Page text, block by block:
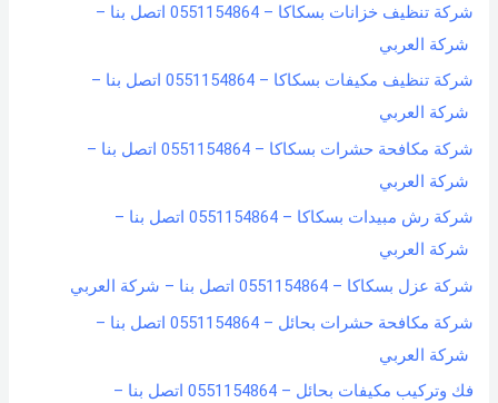
شركة تنظيف خزانات بسكاكا – 0551154864 اتصل بنا –
شركة العربي
شركة تنظيف مكيفات بسكاكا – 0551154864 اتصل بنا –
شركة العربي
شركة مكافحة حشرات بسكاكا – 0551154864 اتصل بنا –
شركة العربي
شركة رش مبيدات بسكاكا – 0551154864 اتصل بنا –
شركة العربي
شركة عزل بسكاكا – 0551154864 اتصل بنا – شركة العربي
شركة مكافحة حشرات بحائل – 0551154864 اتصل بنا –
شركة العربي
فك وتركيب مكيفات بحائل – 0551154864 اتصل بنا –